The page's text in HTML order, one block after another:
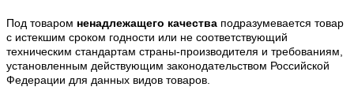
Под товаром ненадлежащего качества подразумевается товар
с истекшим сроком годности или не соответствующий
техническим стандартам страны-производителя и требованиям,
установленным действующим законодательством Российской
Федерации для данных видов товаров.